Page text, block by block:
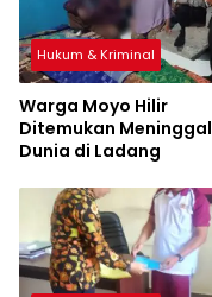
Hukum & Kriminal
Warga Moyo Hilir
Ditemukan Meninggal
Dunia di Ladang